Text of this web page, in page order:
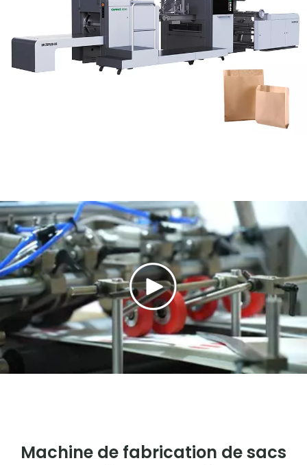
Machine de fabrication de sacs